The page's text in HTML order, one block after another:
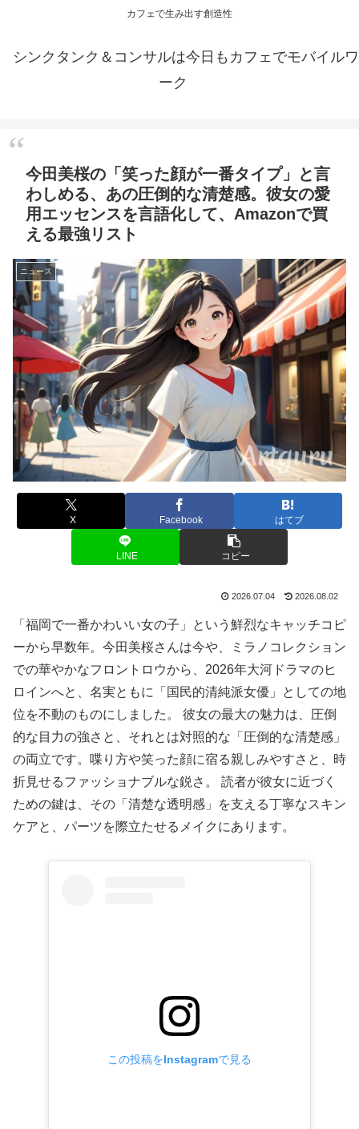
カフェで生み出す創造性
シンクタンク＆コンサルは今日もカフェでモバイルワ
ーク
今田美桜の「笑った顔が一番タイプ」と言
わしめる、あの圧倒的な清楚感。彼女の愛
用エッセンスを言語化して、Amazonで買
える最強リスト
ニュース
X Facebook はてブ
LINE コピー
2026.07.04 2026.08.02
「福岡で一番かわいい女の子」という鮮烈なキャッチコピ
ーから早数年。今田美桜さんは今や、ミラノコレクション
での華やかなフロントロウから、2026年大河ドラマのヒ
ロインへと、名実ともに「国民的清純派女優」としての地
位を不動のものにしました。 彼女の最大の魅力は、圧倒
的な目力の強さと、それとは対照的な「圧倒的な清楚感」
の両立です。喋り方や笑った顔に宿る親しみやすさと、時
折見せるファッショナブルな鋭さ。 読者が彼女に近づく
ための鍵は、その「清楚な透明感」を支える丁寧なスキン
ケアと、パーツを際立たせるメイクにあります。
この投稿をInstagramで見る